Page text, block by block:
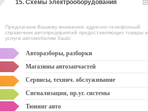
15. Схемы электрооборудования
Предлагаем Вашему вниманию адресно-телефонный
справочник автопредприятий предоставляющих товары и
услуги автомобилям Saab:
Авторазборы, разборки
Магазины автозапчастей
Сервисы, технич. обслуживание
Сигнализации, пр.уг. системы
Тюнинг авто